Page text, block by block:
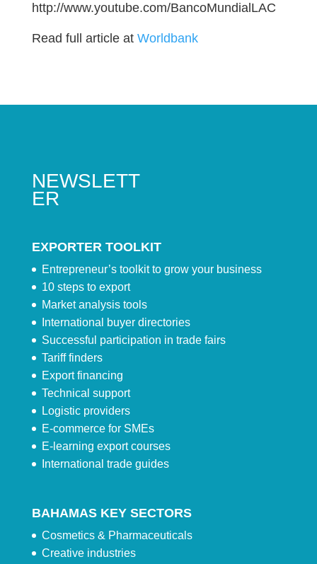
http://www.youtube.com/BancoMundialLAC
Read full article at Worldbank
NEWSLETT
ER
EXPORTER TOOLKIT
Entrepreneur’s toolkit to grow your business
10 steps to export
Market analysis tools
International buyer directories
Successful participation in trade fairs
Tariff finders
Export financing
Technical support
Logistic providers
E-commerce for SMEs
E-learning export courses
International trade guides
BAHAMAS KEY SECTORS
Cosmetics & Pharmaceuticals
Creative industries